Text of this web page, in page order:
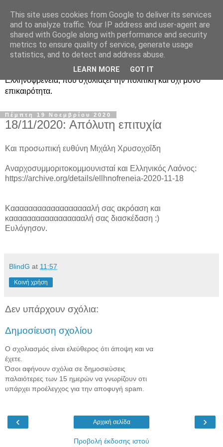
Ραδιοφωνική
Ελληνοφρένεια Unofficial
Η γνωστή ραδιοφωνική εκπομπή κατά κόσμον
Ελληνοφρένεια, που σχολιάζει την πολιτική και όχι μόνο
επικαιρότητα.
Πέμπτη 19 Νοεμβρίου 2020
18/11/2020: Απόλυτη επιτυχία
Και προσωπική ευθύνη Μιχάλη Χρυσοχοΐδη
Αναρχοσυμμοριτοκομμουνισταί και Ελληνικός Λαόνος:
https://archive.org/details/ellhnofreneia-2020-11-18
Κααααααααααααααααααλή σας ακρόαση και
καααααααααααααααααλή σας διασκέδαση :)
Ευλόγησον.
BlindG at 11:57
Κοινή χρήση
Δεν υπάρχουν σχόλια:
Δημοσίευση σχολίου
Ο σχολιασμός είναι ελεύθερος ότι άποψη και να
έχετε.
Όσοι αφήνουν σχόλια σε δημοσιεύσεις
παλαιότερες των 15 ημερών να γνωρίζουν οτι
υπάρχει προέλεγχος για την αποφυγή spam.
‹ ›
Αρχική σελίδα
Προβολή έκδοσης ιστού
This site uses cookies from Google to deliver its services
and to analyze traffic. Your IP address and user-agent are
shared with Google along with performance and security
metrics to ensure quality of service, generate usage
statistics, and to detect and address abuse.
LEARN MORE GOT IT